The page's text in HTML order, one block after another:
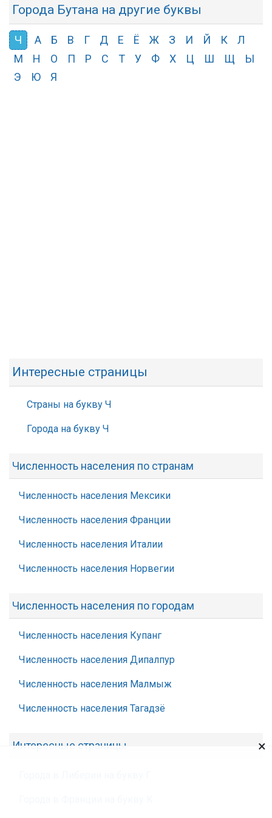
Города Бутана на другие буквы
Ч А Б В Г Д Е Ё Ж З И Й К
Л
М
Н О П Р С Т У Ф Х Ц Ш Щ
Ы
Э
Ю Я
Интересные страницы
Страны на букву Ч
Города на букву Ч
Численность населения по странам
Численность населения Мексики
Численность населения Франции
Численность населения Италии
Численность населения Норвегии
Численность населения по городам
Численность населения Купанг
Численность населения Дипалпур
Численность населения Малмыж
Численность населения Тагадзё
Интересные страницы ×